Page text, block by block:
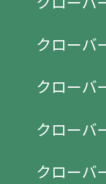
クローバ
クローバ
クローバ
クローバ